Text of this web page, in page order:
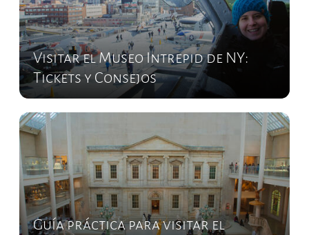
Visitar el Museo Intrepid de NY:
Tickets y Consejos
Guía práctica para visitar el